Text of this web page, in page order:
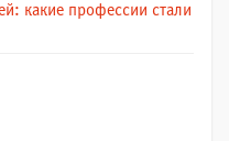
какие профессии стали